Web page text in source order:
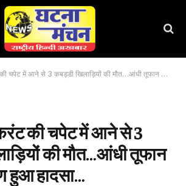
में आने से 3 कबड्डी खिलाड़ियों की मौत…आंधी तूफान आने के कारण हुआ हादसा…
की चपेट में आने से 3
की मौत…आंधी तूफान
हादसा…